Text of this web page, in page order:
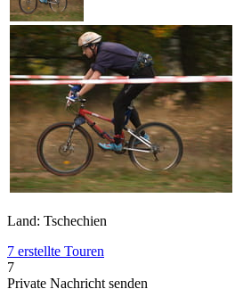
Land: Tschechien
7 erstellte Touren
7
Private Nachricht senden